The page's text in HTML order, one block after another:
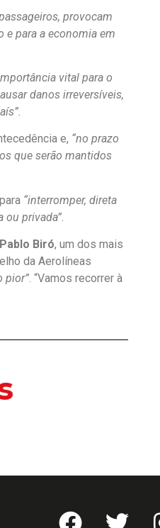
provocam
e para a economia em
vital para o
danos irreversíveis,
e, “no prazo
que serão mantidos
“interromper, direta
ou privada”.
Pablo Biró, um dos mais
da Aerolíneas
pior”. “Vamos recorrer à